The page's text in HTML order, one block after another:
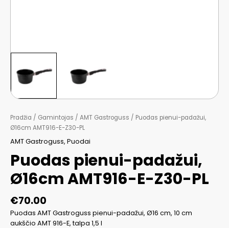
Pradžia / Gamintojas / AMT Gastroguss / Puodas pienui-padažui,
Ø16cm AMT916-E-Z30-PL
AMT Gastroguss, Puodai
Puodas pienui-padažui,
Ø16cm AMT916-E-Z30-PL
€70.00
Puodas AMT Gastroguss pienui-padažui, Ø16 cm, 10 cm
aukščio AMT 916-E, talpa 1,5 l